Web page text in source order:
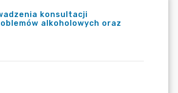
konsultacji
alkoholowych oraz